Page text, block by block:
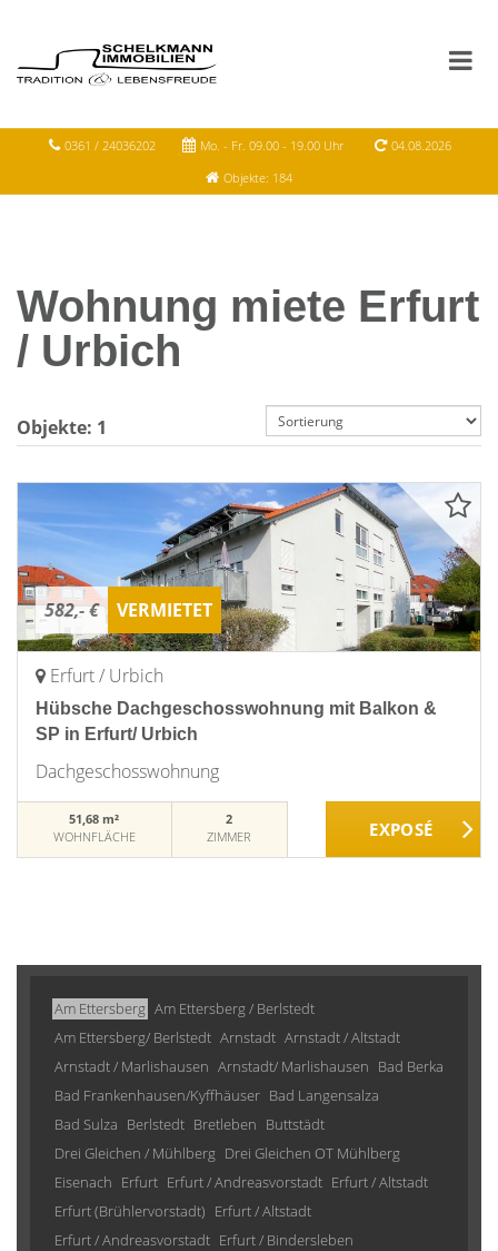
0361 / 24036202 Mo. - Fr. 09.00 - 19.00 Uhr
04.08.2026
Objekte: 184
Wohnung miete Erfurt
/ Urbich
Objekte: 1
582,- € VERMIETET
Erfurt / Urbich
Hübsche Dachgeschosswohnung mit Balkon &
SP in Erfurt/ Urbich
Dachgeschosswohnung
51,68 m²
WOHNFLÄCHE
2
ZIMMER
Am Ettersberg Am Ettersberg / Berlstedt
Am Ettersberg/ Berlstedt Arnstadt Arnstadt / Altstadt
Arnstadt / Marlishausen Arnstadt/ Marlishausen Bad Berka
Bad Frankenhausen/Kyffhäuser Bad Langensalza
Bad Sulza Berlstedt Bretleben Buttstädt
Drei Gleichen / Mühlberg Drei Gleichen OT Mühlberg
Eisenach Erfurt Erfurt / Andreasvorstadt Erfurt / Altstadt
Erfurt (Brühlervorstadt) Erfurt / Altstadt
Erfurt / Andreasvorstadt Erfurt / Bindersleben